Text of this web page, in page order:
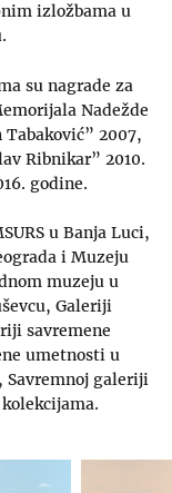
izložbama u
su nagrade za
Nadežde
2007,
Ribnikar” 2010.
godine.
u Banja Luci,
i Muzeju
muzeju u
Galeriji
savremene
umetnosti u
Savremnoj galeriji